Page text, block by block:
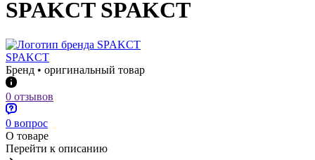
SPAKCT SPAKCT
SPAKCT
Бренд • оригинальный товар
0 отзывов
0 вопрос
О товаре
Перейти к описанию